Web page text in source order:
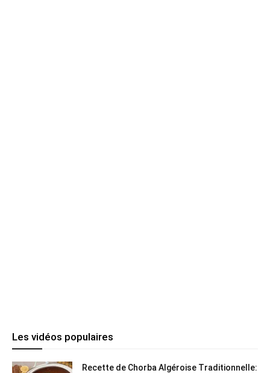
Les vidéos populaires
Recette de Chorba Algéroise Traditionnelle: